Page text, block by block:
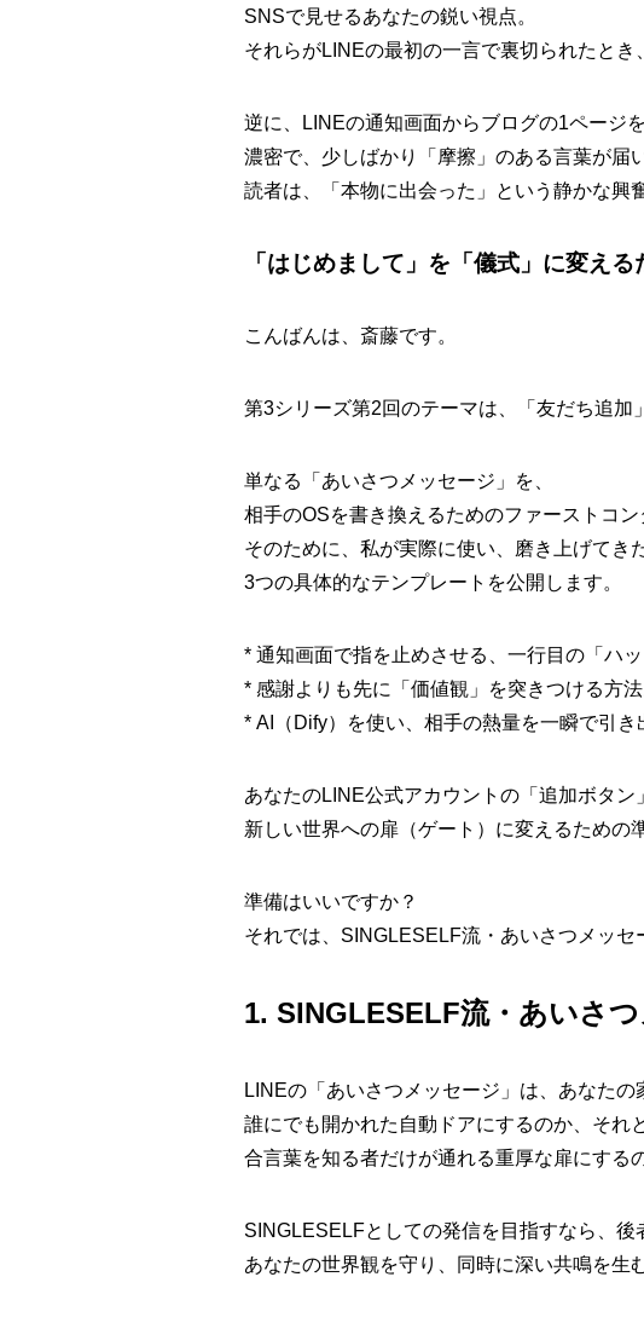
SNSで見せるあなたの鋭い視点。
それらがLINEの最初の一言で裏切られたとき
逆に、LINEの通知画面からブログの1ページ
濃密で、少しばかり「摩擦」のある言葉が届
読者は、「本物に出会った」という静かな興
「はじめまして」を「儀式」に変える
こんばんは、斎藤です。
第3シリーズ第2回のテーマは、 「友だち追
単なる「あいさつメッセージ」を、
相手のOSを書き換えるためのファーストコン
そのために、私が実際に使い、磨き上げてき
3つの具体的なテンプレートを公開します。
* 通知画面で指を止めさせる、一行目の「ハッ
* 感謝よりも先に「価値観」を突きつける方法
* AI（Dify）を使い、相手の熱量を一瞬で引き
あなたのLINE公式アカウントの「追加ボタン
新しい世界への扉（ゲート）に変えるための
準備はいいですか？
それでは、SINGLESELF流・あいさつメッセ
1. SINGLESELF流・あいさ
LINEの「あいさつメッセージ」は、あなたの
誰にでも開かれた自動ドアにするのか、それ
合言葉を知る者だけが通れる重厚な扉にする
SINGLESELFとしての発信を目指すなら、後
あなたの世界観を守り、同時に深い共鳴を生